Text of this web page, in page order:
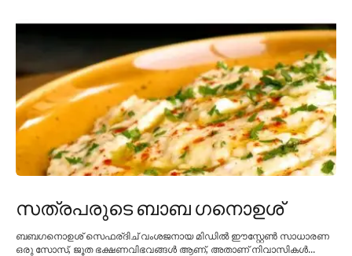
സത്രപരുടെ ബാബ ഗനൊഉശ്
ബബഗനൊഉശ് സെഫര്ദിച് വംശജനായ മിഡിൽ ഈസ്റ്റേൺ സാധാരണ
ഒരു സോസ്, ജൂത ഭക്ഷണവിഭവങ്ങൾ ആണ്, അതാണ് നിവാസികൾ...